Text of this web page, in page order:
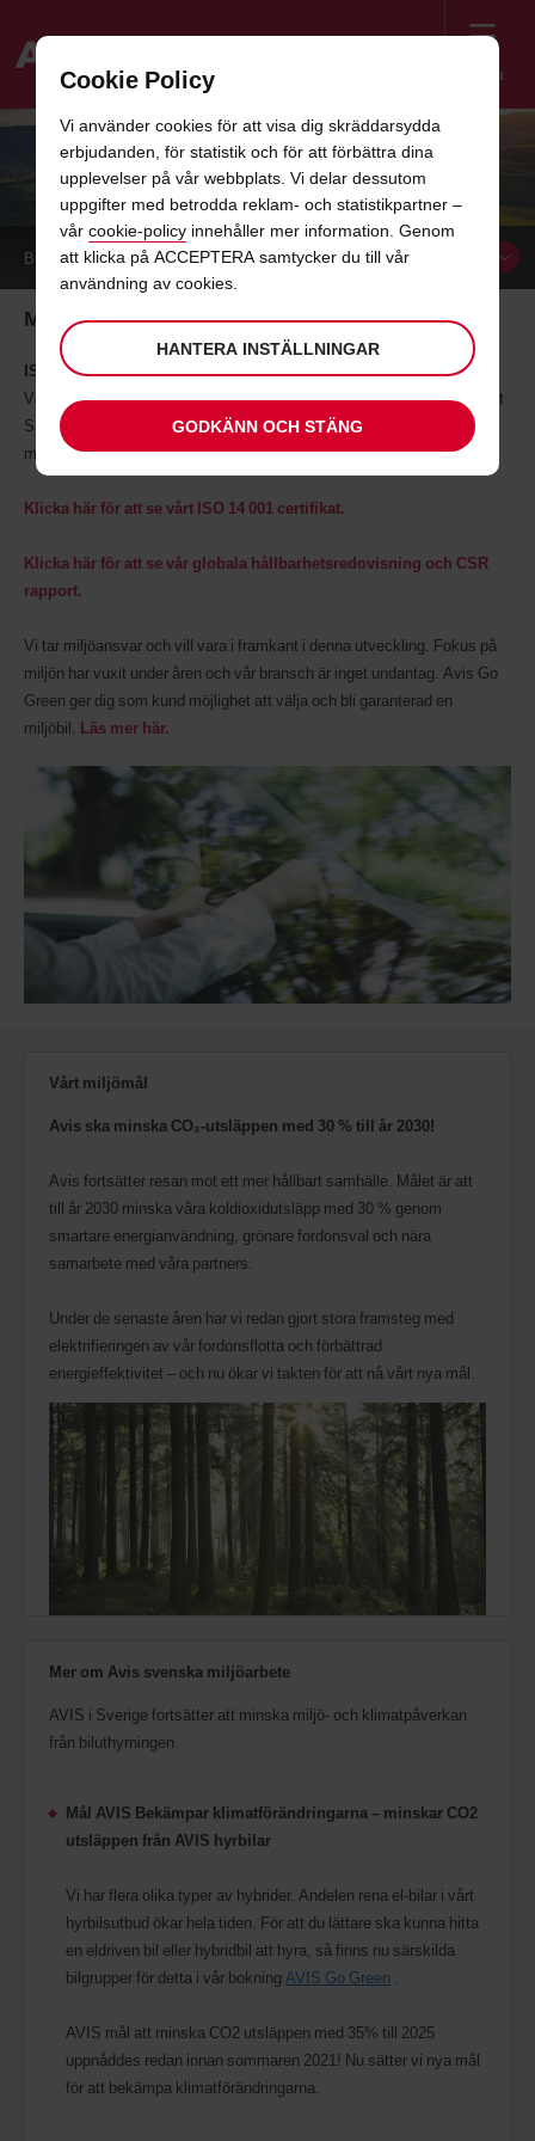
Menu
AVIS MILJÖARBETE
BOKA
Miljöarbete hos Avis
ISO 14001
Våren 2002 certifierades miljöarbetet i Avis verksamhet i Sverige enligt
SS-EN ISO 14001. Sedan dess arbetar vi ständigt med
miljöförbättringar.RISE certifieringreviderar våra verksamhet årligen.
Klicka här för att se vårt ISO 14 001 certifikat.
Klicka här för att se vår globala hållbarhetsredovisning och CSR
rapport.
Vi tar miljöansvar och vill vara i framkant i denna utveckling. Fokus på
miljön har vuxit under åren och vår bransch är inget undantag. Avis Go
Green ger dig som kund möjlighet att välja och bli garanterad en
miljöbil. Läs mer här.
Vårt miljömål
Avis ska minska CO₂-utsläppen med 30 % till år 2030!
Avis fortsätter resan mot ett mer hållbart samhälle. Målet är att
till år 2030 minska våra koldioxidutsläpp med 30 % genom
smartare energianvändning, grönare fordonsval och nära
samarbete med våra partners.
Under de senaste åren har vi redan gjort stora framsteg med
elektrifieringen av vår fordonsflotta och förbättrad
energieffektivitet – och nu ökar vi takten för att nå vårt nya mål.
Mer om Avis svenska miljöarbete
AVIS i Sverige fortsätter att minska miljö- och klimatpåverkan
från biluthyrningen.
Mål AVIS Bekämpar klimatförändringarna – minskar CO2
utsläppen från AVIS hyrbilar
Vi har flera olika typer av hybrider. Andelen rena el-bilar i vårt
hyrbilsutbud ökar hela tiden. För att du lättare ska kunna hitta
en eldriven bil eller hybridbil att hyra, så finns nu särskilda
bilgrupper för detta i vår bokning AVIS Go Green
AVIS mål att minska CO2 utsläppen med 35% till 2025
uppnåddes redan innan sommaren 2021! Nu sätter vi nya mål
för att bekämpa klimatförändringarna.
Cookie Policy
Vi använder cookies för att visa dig skräddarsydda
erbjudanden, för statistik och för att förbättra dina
upplevelser på vår webbplats. Vi delar dessutom
uppgifter med betrodda reklam- och statistikpartner –
vår cookie-policy innehåller mer information. Genom
att klicka på ACCEPTERA samtycker du till vår
användning av cookies.
HANTERA INSTÄLLNINGAR
GODKÄNN OCH STÄNG